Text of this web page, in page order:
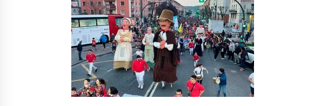
protagonista
2026/07/16
POTTO: San Pedro jaietako bertso-
saioa
2026/07/09